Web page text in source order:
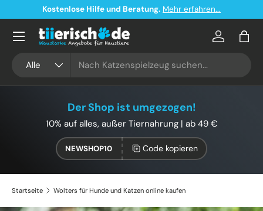
Direkt zum Inhalt
Kostenloser Versand ab 49€ in Deutschland
Alle
Konto
Der Shop ist umgezogen!
10% auf alles, außer Tiernahrung | ab 49 €
NEWSHOP10 Code kopieren
Startseite Wolters für Hunde und Katzen online kaufen